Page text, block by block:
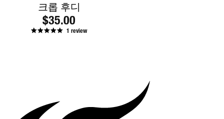
크롭 후디
정
가
$35.00
1 review